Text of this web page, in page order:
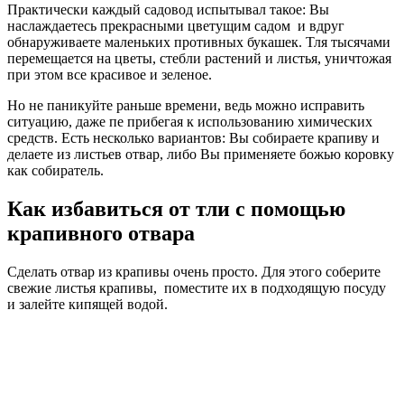
Практически каждый садовод испытывал такое: Вы
наслаждаетесь прекрасными цветущим садом и вдруг
обнаруживаете маленьких противных букашек. Тля тысячами
перемещается на цветы, стебли растений и листья, уничтожая
при этом все красивое и зеленое.
Но не паникуйте раньше времени, ведь можно исправить
ситуацию, даже пе прибегая к использованию химических
средств. Есть несколько вариантов: Вы собираете крапиву и
делаете из листьев отвар, либо Вы применяете божью коровку
как собиратель.
Как избавиться от тли с помощью
крапивного отвара
Сделать отвар из крапивы очень просто. Для этого соберите
свежие листья крапивы, поместите их в подходящую посуду
и залейте кипящей водой.